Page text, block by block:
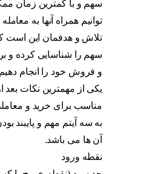
سهم و با کمترین زمان
توانیم همراه آنها به
تلاش و هدفمان این است
سهم را شناسایی کرده و
و فروش خود را انجام
یکی از مهمترین نکات
مناسب برای خرید و
به سه آیتم مهم و پایبند
آن ها می باشد.
نقطه ورود